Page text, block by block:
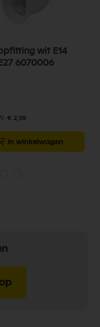
wit E14
6070006
€ 2,58
In winkelwagen